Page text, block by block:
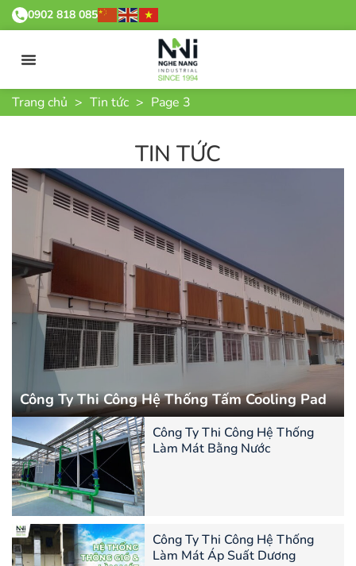
0902 818 085
Trang chủ > Tin tức > Page 3
TIN TỨC
Công Ty Thi Công Hệ Thống Tấm Cooling Pad
Công Ty Thi Công Hệ Thống
Làm Mát Bằng Nước
Công Ty Thi Công Hệ Thống
Làm Mát Áp Suất Dương